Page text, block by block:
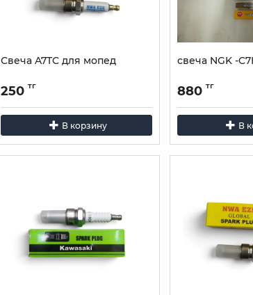
Свеча A7TC для мопед
250 тг
В корзину
свеча NGK -
880 тг
В